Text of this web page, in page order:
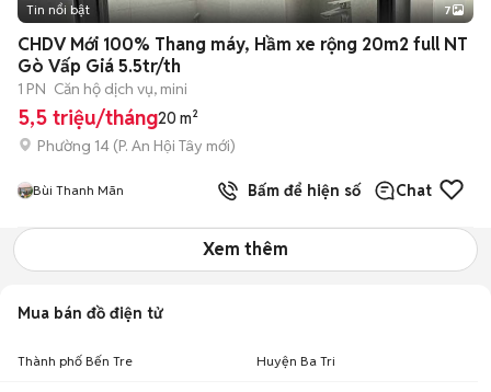
+2
Tin nổi bật 7
CHDV Mới 100% Thang máy, Hầm xe rộng 20m2 full NT
Gò Vấp Giá 5.5tr/th
1 PN Căn hộ dịch vụ, mini
5,5 triệu/tháng20 m²
Phường 14 (P. An Hội Tây mới)
Bùi Thanh Mãn Bấm để hiện số Chat
Xem thêm
Mua bán đồ điện tử
Thành phố Bến Tre Huyện Ba Tri